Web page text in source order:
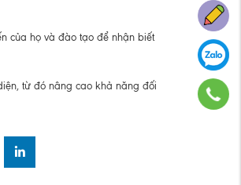
của họ và đào tạo để nhận biết
từ đó nâng cao khả năng đối